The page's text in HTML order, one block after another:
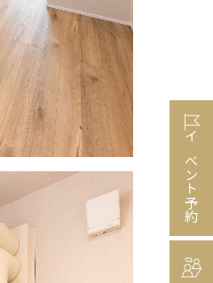
イベント予約